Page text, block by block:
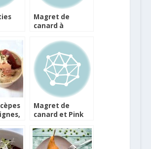
Magret de
canard à
sauce soja
sucrée au
gingembre
Foie
Magret de
canard et Pink
farcie au panais